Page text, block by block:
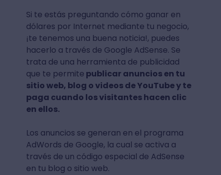
Si te estás preguntando cómo ganar en
dólares por Internet mediante tu negocio,
¡te tenemos una buena noticia!, puedes
hacerlo a través de Google AdSense. Se
trata de una herramienta de publicidad
que te permite publicar anuncios en tu
sitio web, blog o videos de YouTube y te
paga cuando los visitantes hacen clic
en ellos.
Los anuncios se generan en el programa
AdWords de Google, la cual se activa a
través de un código especial de AdSense
en tu blog o sitio web.